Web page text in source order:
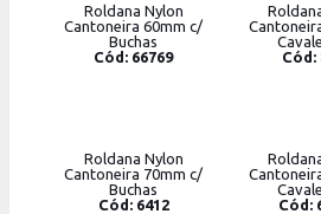
Roldana Nylon
Cantoneira 60mm c/
Buchas
Cód: 66769
Cód:
Roldana Nylon
Cantoneira 70mm c/
Buchas
Cód: 6412
Cód: